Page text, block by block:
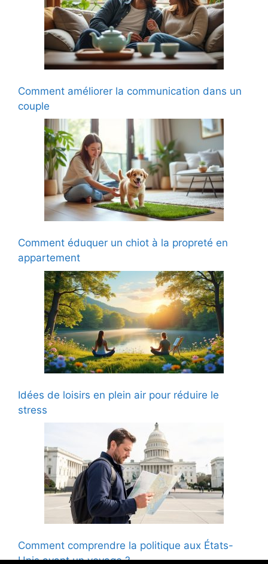
Comment améliorer la communication dans un
couple
Comment éduquer un chiot à la propreté en
appartement
Idées de loisirs en plein air pour réduire le
stress
Comment comprendre la politique aux États-
Unis avant un voyage ?